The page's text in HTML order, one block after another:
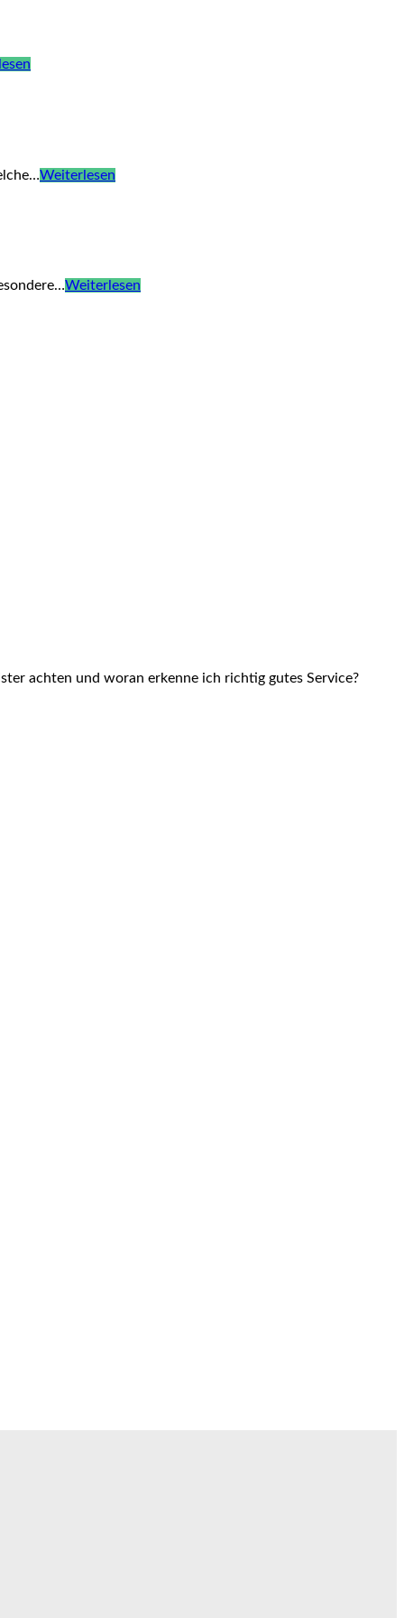
Weiterlesen
Weiterlesen
achten und woran erkenne ich richtig gutes Service?